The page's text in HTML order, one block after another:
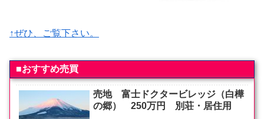
↑ぜひ、ご覧下さい。
■おすすめ売買
売地 富士ドクタービレッジ（白樺
の郷） 250万円 別荘・居住用